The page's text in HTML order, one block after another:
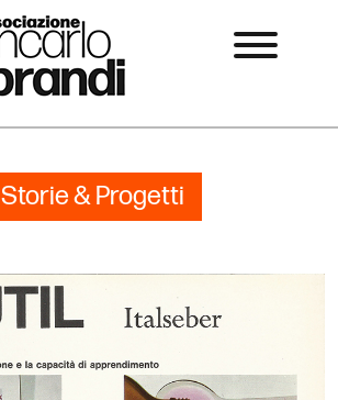
Storie & Progetti